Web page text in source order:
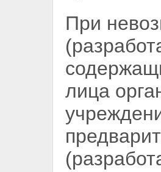
При
лица